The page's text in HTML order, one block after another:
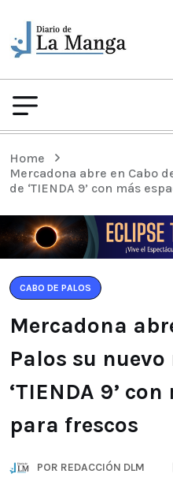
Home
Mercadona abre en Cabo
de ‘TIENDA 9’ con más
CABO DE PALOS
Mercadona
Palos su
‘TIENDA 9’
para frescos
POR REDACCIÓN DLM